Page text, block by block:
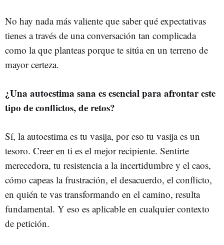
No hay nada más valiente que saber qué expectativas
tienes a través de una conversación tan complicada
como la que planteas porque te sitúa en un terreno de
mayor certeza.
¿Una autoestima sana es esencial para afrontar este
tipo de conflictos, de retos?
Sí, la autoestima es tu vasija, por eso tu vasija es un
tesoro. Creer en ti es el mejor recipiente. Sentirte
merecedora, tu resistencia a la incertidumbre y el caos,
cómo capeas la frustración, el desacuerdo, el conflicto,
en quién te vas transformando en el camino, resulta
fundamental. Y eso es aplicable en cualquier contexto
de petición.